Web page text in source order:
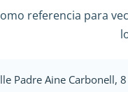
referencia para
Padre Aine Carbonell, 8